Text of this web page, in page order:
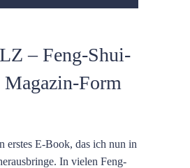
– Feng-Shui-
Form
erstes E-Book, das ich nun in
In vielen Feng-